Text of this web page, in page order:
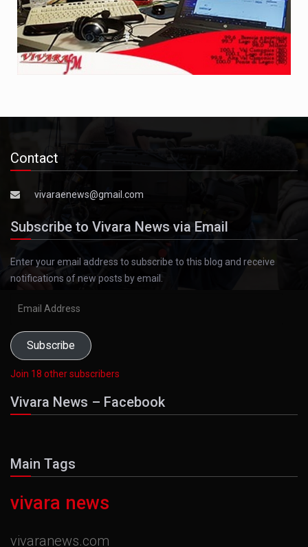
Contact
vivaraenews@gmail.com
Subscribe to Vivara News via Email
Enter your email address to subscribe to this blog and receive
notifications of new posts by email.
Subscribe
Join 18 other subscribers
Vivara News – Facebook
Main Tags
vivara news
vivaranews.com